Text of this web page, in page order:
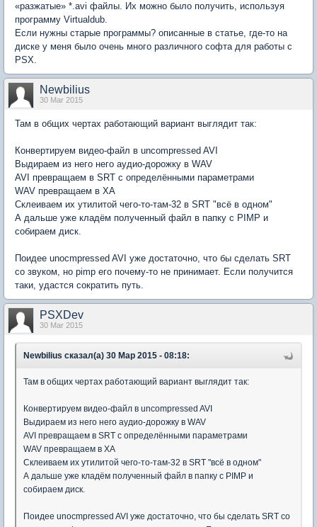
«разжатые» *.avi файлы. Их можно было получить, используя
программу Virtualdub.
Если нужны старые программы? описанные в статье, где-то на
диске у меня было очень много различного софта для работы с
PSX.
Newbilius
30 Mar 2015
Там в общих чертах работающий вариант выглядит так:
Конвертируем видео-файл в uncompressed AVI
Выдираем из него него аудио-дорожку в WAV
AVI превращаем в SRT с определёнными параметрами
WAV превращаем в XA
Склеиваем их утилитой чего-то-там-32 в SRT "всё в одном"
А дальше уже кладём полученный файл в папку с PIMP и
собираем диск.
Поидее unocmpressed AVI уже достаточно, что бы сделать SRT
со звуком, но pimp его почему-то не принимает. Если получится
таки, удастся сократить путь.
PSXDev
30 Mar 2015
Newbilius сказал(а) 30 Мар 2015 - 08:18:
Там в общих чертах работающий вариант выглядит так:
Конвертируем видео-файл в uncompressed AVI
Выдираем из него него аудио-дорожку в WAV
AVI превращаем в SRT с определёнными параметрами
WAV превращаем в XA
Склеиваем их утилитой чего-то-там-32 в SRT "всё в одном"
А дальше уже кладём полученный файл в папку с PIMP и
собираем диск.
Поидее unocmpressed AVI уже достаточно, что бы сделать SRT со